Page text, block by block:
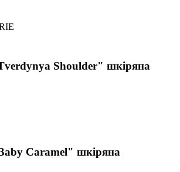
Shoulder" шкіряна
Caramel" шкіряна